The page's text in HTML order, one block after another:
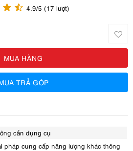
4.9/5 (17 lượt)
MUA HÀNG
TRẢ GÓP
cần dụng cụ
pháp cung cấp năng lượng khác thông